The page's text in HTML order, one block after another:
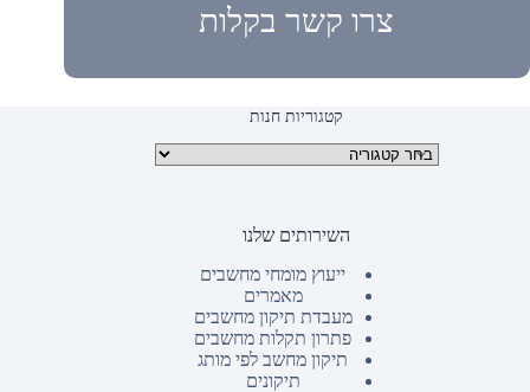
צרו קשר בקלות
קטגוריות חנות
קטגוריות מוצרים
השירותים שלנו
ייעוץ מומחי מחשבים
מאמרים
מעבדת תיקון מחשבים
פתרון תקלות מחשבים
תיקון מחשב לפי מותג
תיקונים